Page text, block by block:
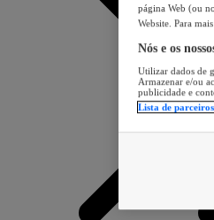
página Web (ou
Website. Para
Nós e os
Utilizar dados de
Armazenar e/ou
publicidade e
Lista de